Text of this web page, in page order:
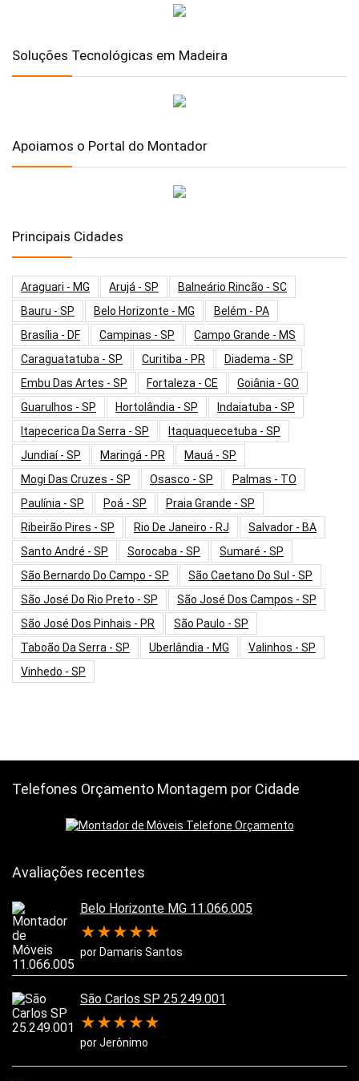
Soluções Tecnológicas em Madeira
Apoiamos o Portal do Montador
Principais Cidades
Araguari - MG Arujá - SP
Balneário Rincão - SC
Bauru - SP
Belo Horizonte - MG
Belém - PA
Brasília - DF
Campinas - SP
Campo Grande - MS
Caraguatatuba - SP
Curitiba - PR
Diadema - SP
Embu Das Artes - SP
Fortaleza - CE
Goiânia - GO
Guarulhos - SP
Hortolândia - SP
Indaiatuba - SP
Itapecerica Da Serra - SP
Itaquaquecetuba - SP
Jundiaí - SP
Maringá - PR
Mauá - SP
Mogi Das Cruzes - SP
Osasco - SP
Palmas - TO
Paulínia - SP
Poá - SP
Praia Grande - SP
Ribeirão Pires - SP
Rio De Janeiro - RJ
Salvador - BA
Santo André - SP
Sorocaba - SP
Sumaré - SP
São Bernardo Do Campo - SP
São Caetano Do Sul - SP
São José Do Rio Preto - SP
São José Dos Campos - SP
São José Dos Pinhais - PR
São Paulo - SP
Taboão Da Serra - SP
Uberlândia - MG
Valinhos - SP
Vinhedo - SP
Telefones Orçamento Montagem por Cidade
Avaliações recentes
Belo Horizonte MG 11.066.005
★★★★★
por Damaris Santos
São Carlos SP 25.249.001
★★★★★
por Jerônimo